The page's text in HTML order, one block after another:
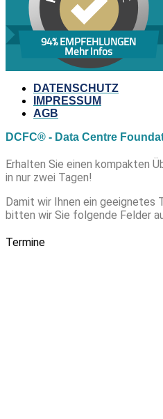
94% EMPFEHLUNGEN
Mehr Infos
DATENSCHUTZ
IMPRESSUM
AGB
DCFC® - Data Centre
Erhalten Sie einen kompakten
in nur zwei Tagen!
Damit wir Ihnen ein geeignetes
bitten wir Sie folgende Felder
Termine